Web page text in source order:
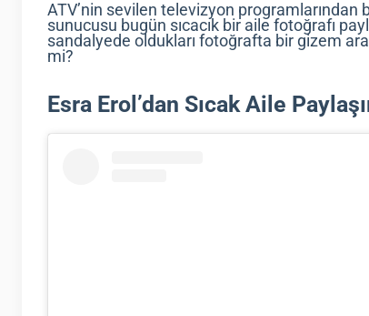
ATV’nin sevilen televizyon programlarından
sunucusu bugün sıcacık bir aile fotoğrafı
sandalyede oldukları fotoğrafta bir gizem
mi?
Esra Erol’dan Sıcak Aile